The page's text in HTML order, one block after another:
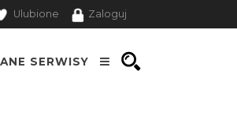
Ulubione Zaloguj
SERWISY